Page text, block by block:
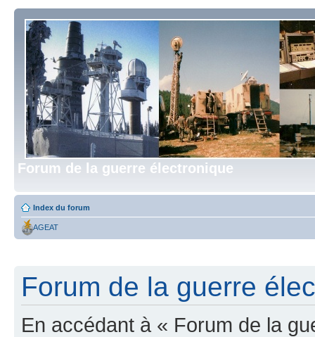
Forum de la guerre électronique
Index du forum
AGEAT
Forum de la guerre
En accédant à « Forum de la